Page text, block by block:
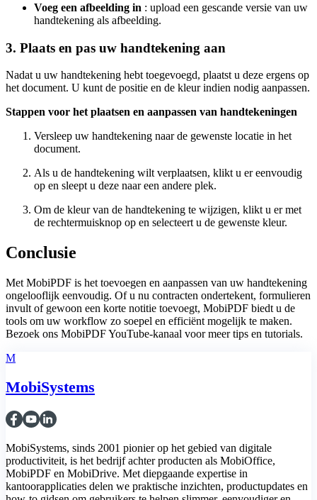
Voeg een afbeelding in : upload een gescande versie van uw
handtekening als afbeelding.
3. Plaats en pas uw handtekening aan
Nadat u uw handtekening hebt toegevoegd, plaatst u deze ergens op
het document. U kunt de positie en de kleur indien nodig aanpassen.
Stappen voor het plaatsen en aanpassen van handtekeningen
Versleep uw handtekening naar de gewenste locatie in het
document.
Als u de handtekening wilt verplaatsen, klikt u er eenvoudig
op en sleept u deze naar een andere plek.
Om de kleur van de handtekening te wijzigen, klikt u er met
de rechtermuisknop op en selecteert u de gewenste kleur.
Conclusie
Met MobiPDF is het toevoegen en aanpassen van uw handtekening
ongelooflijk eenvoudig. Of u nu contracten ondertekent, formulieren
invult of gewoon een korte notitie toevoegt, MobiPDF biedt u de
tools om uw workflow zo soepel en efficiënt mogelijk te maken.
Bezoek ons MobiPDF YouTube-kanaal voor meer tips en tutorials.
M
MobiSystems
MobiSystems, sinds 2001 pionier op het gebied van digitale
productiviteit, is het bedrijf achter producten als MobiOffice,
MobiPDF en MobiDrive. Met diepgaande expertise in
kantoorapplicaties delen we praktische inzichten, productupdates en